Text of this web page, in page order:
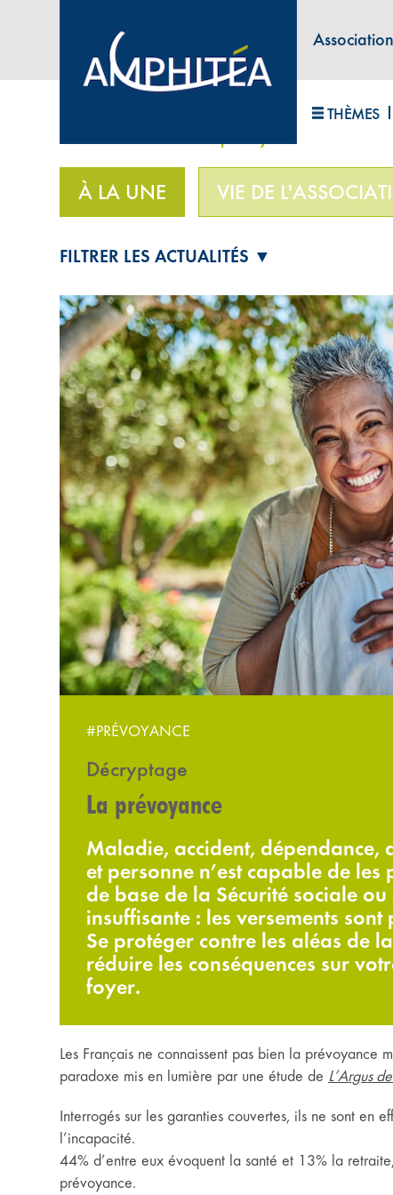
THÈMES
ABONNEZ-VOUS À LA LETTRE
À LA UNE VIE DE
FILTRER LES ACTUALITÉS ▼
#PRÉVOYANCE
Décryptage
La prévoyance
Maladie, accident, dépendance,
et personne n’est capable de
de base de la Sécurité sociale
insuffisante : les versements
Se protéger contre les aléas de
réduire les conséquences sur
foyer.
Les Français ne connaissent pas bien la prévoyance
paradoxe mis en lumière par une étude de L’Argus
Interrogés sur les garanties couvertes, ils ne sont
l’incapacité.
44% d’entre eux évoquent la santé et 13% la
prévoyance.